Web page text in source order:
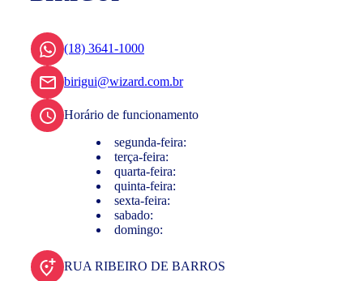
(18) 3641-1000
birigui@wizard.com.br
Horário de funcionamento
segunda-feira:
terça-feira:
quarta-feira:
quinta-feira:
sexta-feira:
sabado:
domingo:
RUA RIBEIRO DE BARROS